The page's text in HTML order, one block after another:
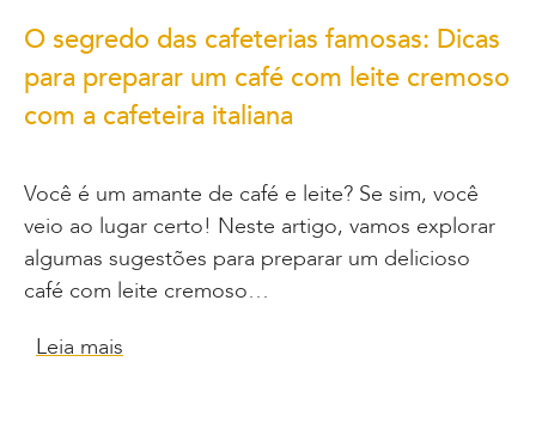
O segredo das cafeterias famosas: Dicas
para preparar um café com leite cremoso
com a cafeteira italiana
Você é um amante de café e leite? Se sim, você
veio ao lugar certo! Neste artigo, vamos explorar
algumas sugestões para preparar um delicioso
café com leite cremoso…
Leia mais